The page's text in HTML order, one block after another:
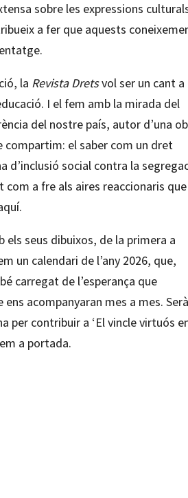
sobre les expressions
a fer que aquests
la Revista Dretsvol ser un cant a
I el fem amb la mirada del
del nostre país, autor d’una
compartim: el saber com un dret
d’inclusió social contra la
a fre als aires reaccionaris que
els seus dibuixos, de la primera a
un calendari de l’any 2026, que,
carregat de l’esperança que
acompanyaran mes a mes. Serà
per contribuir a ‘El vincle virtuós
a portada.